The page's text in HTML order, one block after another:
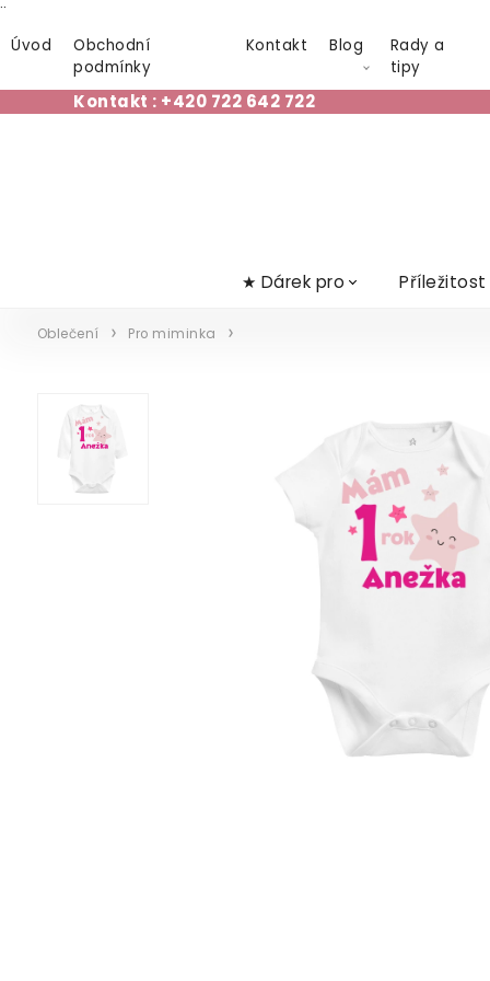
¨
Úvod
Obchodní
podmínky
Kontakt Blog
Rady a
tipy
Kontakt : +420 722 642 722
★ Dárek pro Příležitost
Oblečení Pro miminka